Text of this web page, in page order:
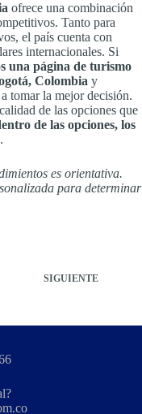
ofrece una combinación
Tanto para
el país cuenta con
internacionales. Si
una página de turismo
Colombia y
tomar la mejor decisión.
de las opciones que
de las opciones, los
es orientativa.
para determinar
SIGUIENTE